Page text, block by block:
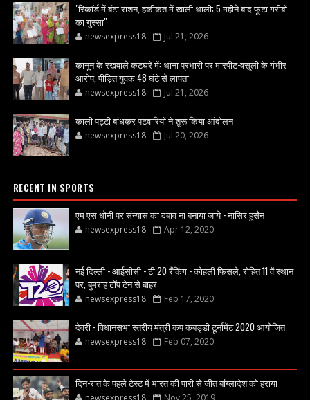
"रिकॉर्ड में बंटा राशन, हकीकत में खाली थाली; 5 महीने बाद फूटा गरीबों
का गुस्सा"
newsexpress18 Jul 21, 2026
कानून के रखवाले कटघरे में: थाना प्रभारी पर मारपीट-वसूली के गंभीर
आरोप, पीड़ित युवक 48 घंटे से लापता
newsexpress18 Jul 21, 2026
काली पट्टी बांधकर पटवारियों ने शुरू किया आंदोलन
newsexpress18 Jul 20, 2026
RECENT IN SPORTS
एम एस धोनी पर संन्यास का दबाव ना बनाया जाये - नासिर हुसैन
newsexpress18 Apr 12, 2020
नई दिल्ली - आईसीसी - टी 20 रैंकिंग - कोहली फिसले, रोहित 11 वें स्थान
पर, बुमराह टॉप टेन से बाहर
newsexpress18 Feb 17, 2020
देवरी - विधानसभा स्तरीय मंत्री कप कबड्डी टूर्नामेंट 2020 आयोजित
newsexpress18 Feb 07, 2020
दिन-रात के पहले टेस्ट में भारत की पारी से जीत बांग्लादेश को हराया
newsexpress18 Nov 25, 2019